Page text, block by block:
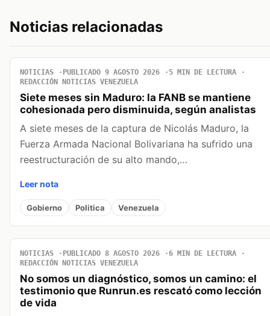
Noticias relacionadas
NOTICIAS PUBLICADO 9 AGOSTO 2026
5 MIN DE LECTURA
REDACCIÓN NOTICIAS VENEZUELA
Siete meses sin Maduro: la FANB se mantiene
cohesionada pero disminuida, según analistas
A siete meses de la captura de Nicolás Maduro, la
Fuerza Armada Nacional Bolivariana ha sufrido una
reestructuración de su alto mando,…
Leer nota
Gobierno Politica Venezuela
NOTICIAS PUBLICADO 8 AGOSTO 2026
6 MIN DE LECTURA
REDACCIÓN NOTICIAS VENEZUELA
No somos un diagnóstico, somos un camino: el
testimonio que Runrun.es rescató como lección
de vida